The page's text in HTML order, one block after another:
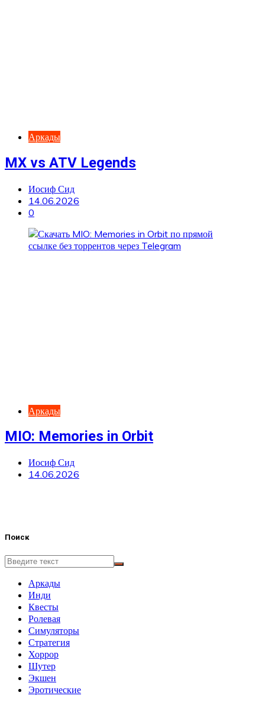
Аркады
MX vs ATV Legends
Иосиф Сид
14.06.2026
0
Аркады
MIO: Memories in Orbit
Иосиф Сид
14.06.2026
Поиск
Аркады
Инди
Квесты
Ролевая
Симуляторы
Стратегия
Хоррор
Шутер
Экшен
Эротические